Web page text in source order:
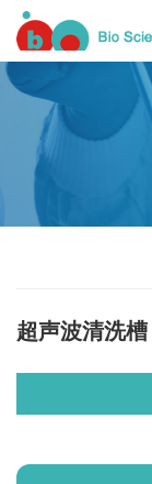
超声波清洗槽